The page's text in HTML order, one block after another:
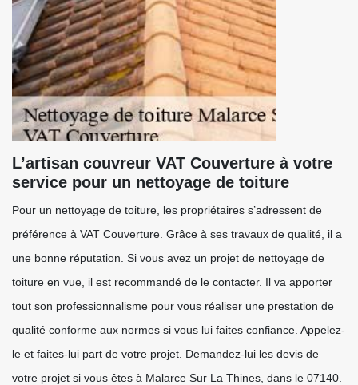
L’artisan couvreur VAT Couverture à votre
service pour un nettoyage de toiture
Pour un nettoyage de toiture, les propriétaires s’adressent de
préférence à VAT Couverture. Grâce à ses travaux de qualité, il a
une bonne réputation. Si vous avez un projet de nettoyage de
toiture en vue, il est recommandé de le contacter. Il va apporter
tout son professionnalisme pour vous réaliser une prestation de
qualité conforme aux normes si vous lui faites confiance. Appelez-
le et faites-lui part de votre projet. Demandez-lui les devis de
votre projet si vous êtes à Malarce Sur La Thines, dans le 07140.